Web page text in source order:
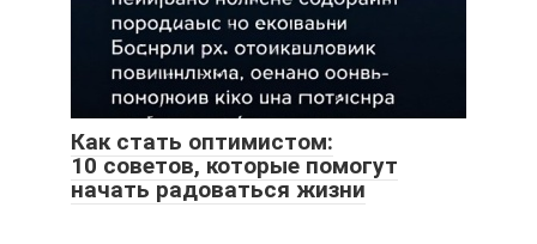
Как стать оптимистом:
10 советов, которые помогут
начать радоваться жизни